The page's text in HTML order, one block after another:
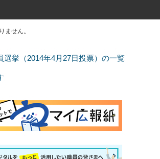
ません。
選挙（2014年4月27日投票）の一覧